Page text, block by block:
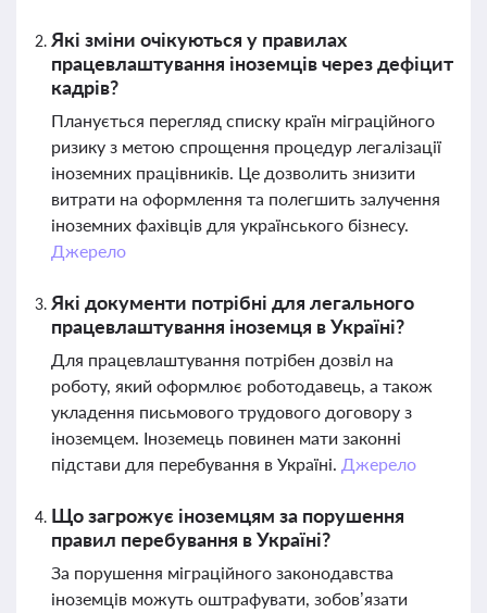
Які зміни очікуються у правилах
працевлаштування іноземців через дефіцит
кадрів?
Планується перегляд списку країн міграційного
ризику з метою спрощення процедур легалізації
іноземних працівників. Це дозволить знизити
витрати на оформлення та полегшить залучення
іноземних фахівців для українського бізнесу.
Джерело
Які документи потрібні для легального
працевлаштування іноземця в Україні?
Для працевлаштування потрібен дозвіл на
роботу, який оформлює роботодавець, а також
укладення письмового трудового договору з
іноземцем. Іноземець повинен мати законні
підстави для перебування в Україні. Джерело
Що загрожує іноземцям за порушення
правил перебування в Україні?
За порушення міграційного законодавства
іноземців можуть оштрафувати, зобов’язати